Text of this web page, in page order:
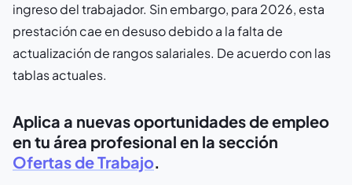
ingreso del trabajador. Sin embargo, para 2026, esta
prestación cae en desuso debido a la falta de
actualización de rangos salariales. De acuerdo con las
tablas actuales.
Aplica a nuevas oportunidades de empleo
en tu área profesional en la sección
Ofertas de Trabajo.